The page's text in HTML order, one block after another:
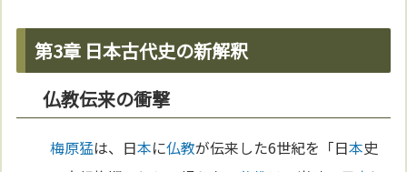
第3章 日本古代史の新解釈
仏教伝来の衝撃
梅原猛は、日本に仏教が伝来した6世紀を「日本史